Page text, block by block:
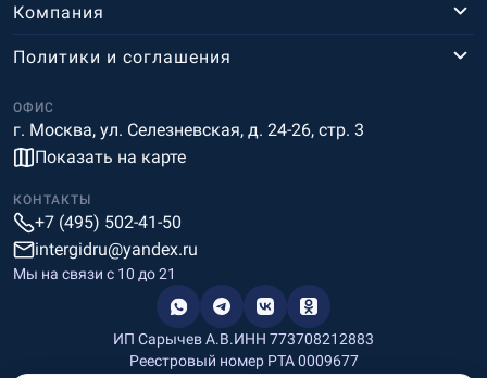
Компания
ОФИС
г. Москва, ул. Селезневская, д. 24-26, стр. 3
Показать на карте
Политики и соглашения
КОНТАКТЫ
+7 (495) 502-41-50
intergidru@yandex.ru
Мы на связи c 10 до 21
ИП Сарычев А.В.ИНН 773708212883
Реестровый номер РТА 0009677